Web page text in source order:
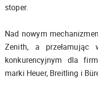
stoper.
Nad nowym
Zenith, a przełamując
konkurencyjnym dla
marki Heuer, Breitling i